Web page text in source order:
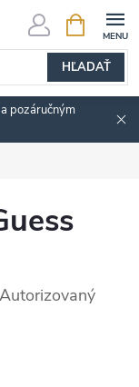
HĽADAŤ
KOŠÍK
pozáručným